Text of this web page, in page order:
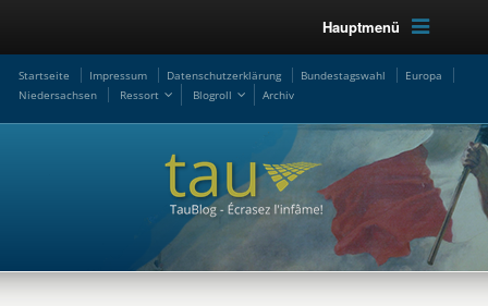
Hauptmenü
Startseite Impressum Datenschutzerklärung Bundestagswahl
Europa
Niedersachsen
Ressort Blogroll Archiv